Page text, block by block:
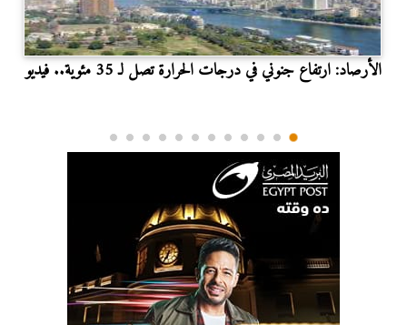
الأرصاد: ارتفاع جنوني في درجات الحرارة تصل لـ 35 مئوية.. فيديو